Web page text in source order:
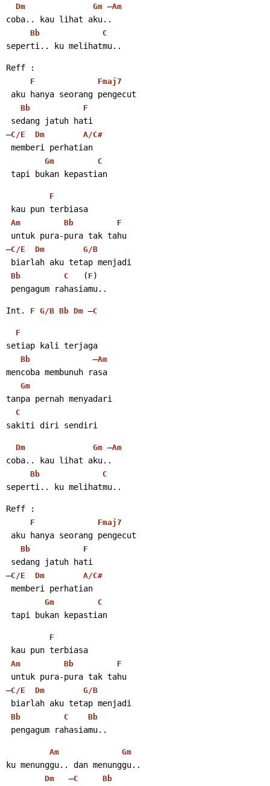
Dm Gm –Am
coba.. kau lihat aku..
Bb C
seperti.. ku melihatmu..
Reff :
F Fmaj7
aku hanya seorang pengecut
Bb F
sedang jatuh hati
–C/E Dm A/C#
memberi perhatian
Gm C
tapi bukan kepastian
F
kau pun terbiasa
Am Bb F
untuk pura-pura tak tahu
–C/E Dm G/B
biarlah aku tetap menjadi
Bb C
   (
F )
pengagum rahasiamu..
Int. F G/B Bb Dm –C
F
setiap kali terjaga
Bb
             –
Am
mencoba membunuh rasa
Gm
tanpa pernah menyadari
C
sakiti diri sendiri
Dm Gm –Am
coba.. kau lihat aku..
Bb C
seperti.. ku melihatmu..
Reff :
F Fmaj7
aku hanya seorang pengecut
Bb F
sedang jatuh hati
–C/E Dm A/C#
memberi perhatian
Gm C
tapi bukan kepastian
F
kau pun terbiasa
Am Bb F
untuk pura-pura tak tahu
–C/E Dm G/B
biarlah aku tetap menjadi
Bb C Bb
pengagum rahasiamu..
Am Gm
ku menunggu.. dan menunggu..
Dm
   –
C Bb